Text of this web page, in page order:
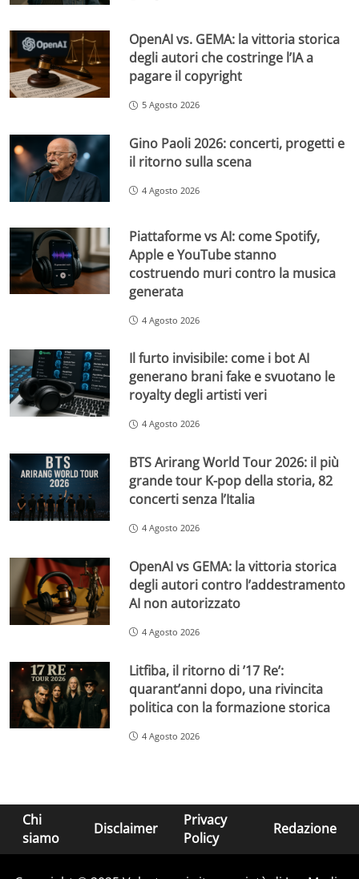
OpenAI vs. GEMA: la vittoria storica
degli autori che costringe l’IA a
pagare il copyright
5 Agosto 2026
Gino Paoli 2026: concerti, progetti e
il ritorno sulla scena
4 Agosto 2026
Piattaforme vs AI: come Spotify,
Apple e YouTube stanno
costruendo muri contro la musica
generata
4 Agosto 2026
Il furto invisibile: come i bot AI
generano brani fake e svuotano le
royalty degli artisti veri
4 Agosto 2026
BTS Arirang World Tour 2026: il più
grande tour K-pop della storia, 82
concerti senza l’Italia
4 Agosto 2026
OpenAI vs GEMA: la vittoria storica
degli autori contro l’addestramento
AI non autorizzato
4 Agosto 2026
Litfiba, il ritorno di ’17 Re’:
quarant’anni dopo, una rivincita
politica con la formazione storica
4 Agosto 2026
Chi
siamo
Disclaimer
Privacy
Policy
Redazione